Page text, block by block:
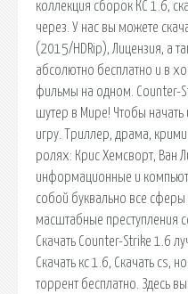
коллекция сборок КС 1.6,
через. У нас вы можете
(2015/HDRip), Лицензия, а
абсолютно бесплатно и в
фильмы на одном. Counter-
шутер в Мире! Чтобы начать
игру. Триллер, драма,
ролях: Крис Хемсворт, Ван
информационные и
собой буквально все
масштабные преступления
Скачать Counter-Strike 1.6
Скачать кс 1.6, Скачать cs,
торрент бесплатно. Здесь